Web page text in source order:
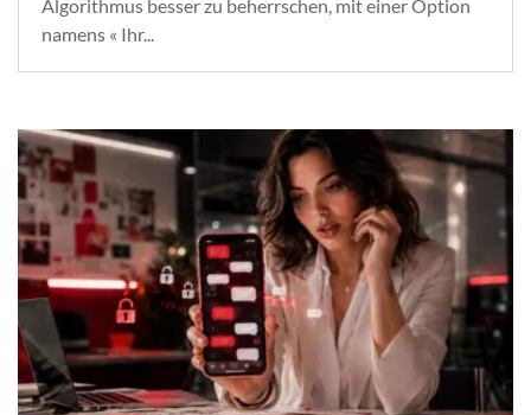
Algorithmus besser zu beherrschen, mit einer Option
namens « Ihr...